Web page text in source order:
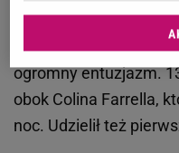
Henry TadeuszFarrell
zdjęciowe w czasie
ogromny entuzjazm.
obok Colina Farrella,
noc. Udzielił też